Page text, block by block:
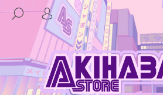
na
HLEDAT
PŘIHLÁŠENÍ
K
K
ZPĚT
ZPĚT
C
O